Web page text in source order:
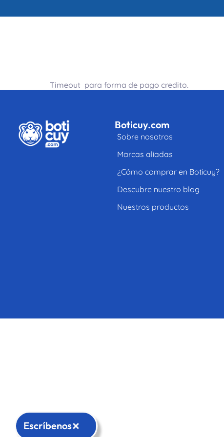
Timeout para forma de pago credito.
Boticuy.com
Sobre nosotros
Marcas aliadas
¿Cómo comprar en Boticuy?
Descubre nuestro blog
Nuestros productos
Escríbenos